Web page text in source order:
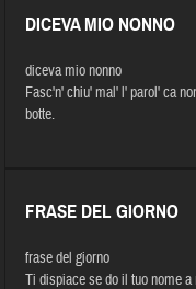
DICEVA MIO NONNO
diceva mio nonno
Fasc'n' chiu' mal' l' parol' ca
botte.
FRASE DEL GIORNO
frase del giorno
Ti dispiace se do il tuo nome